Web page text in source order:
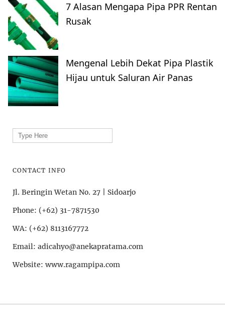
7 Alasan Mengapa Pipa PPR Rentan
Rusak
Mengenal Lebih Dekat Pipa Plastik
Hijau untuk Saluran Air Panas
Search
for:
CONTACT INFO
Jl. Beringin Wetan No. 27 | Sidoarjo
Phone: (+62) 31-7871530
WA: (+62) 8113167772
Email: adicahyo@anekapratama.com
Website: www.ragampipa.com